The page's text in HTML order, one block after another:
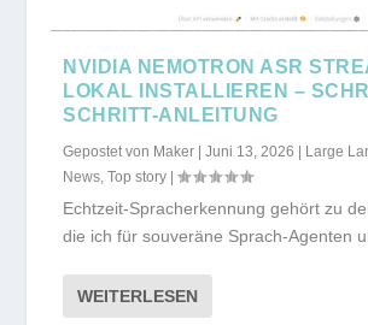
NVIDIA NEMOTRON ASR
LOKAL INSTALLIEREN –
SCHRITT-ANLEITUNG
Gepostet von Maker |Juni 13, 2026 | Large
News ,Top story |
Echtzeit-Spracherkennung gehört zu
die ich für souveräne Sprach-Agenten
WEITERLESEN